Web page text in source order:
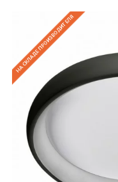
НА СКЛАДЕ ПРОИЗВОДИТЕЛЯ